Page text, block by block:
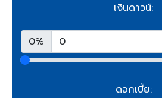
เงินดาวน์:
0%
ดอกเบี้ย: